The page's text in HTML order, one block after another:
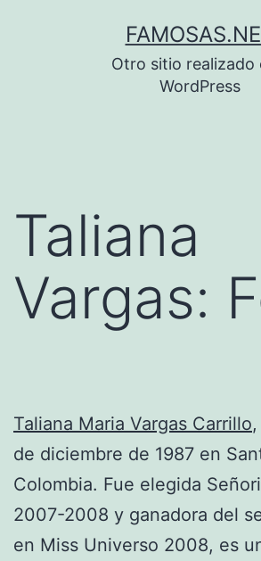
Otro sitio realizado
WordPress
Taliana
Vargas:
Taliana Maria Vargas Carrillo
de diciembre de 1987 en
Colombia. Fue elegida
2007-2008 y ganadora del
en Miss Universo 2008, es